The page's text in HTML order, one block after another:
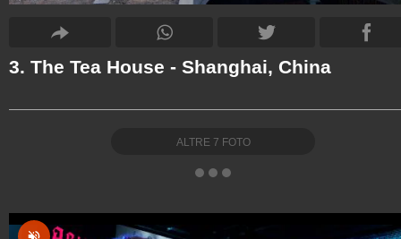
3. The Tea House - Shanghai, China
ALTRE 7 FOTO